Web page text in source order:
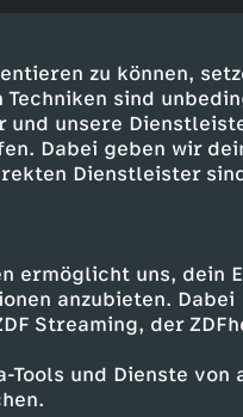
zu können,
sind
unsere
Dabei geben wir
Dienstleister
ermöglicht uns, dein
anzubieten. Dabei
Streaming, der
und Dienste von